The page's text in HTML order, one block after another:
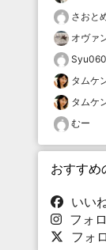
さおと
オヴァ
タムケ
タムケ
むー
おすすめ
いい
フォ
フォ